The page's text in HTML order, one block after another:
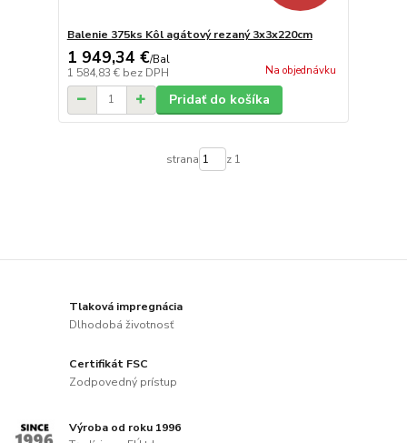
Balenie 375ks Kôl agátový rezaný 3x3x220cm
1 949,34 €/Bal
1 584,83 € bez DPH Na objednávku
Pridať do košíka
strana z 1
Tlaková impregnácia
Dlhodobá životnosť
Certifikát FSC
Zodpovedný prístup
Výroba od roku 1996